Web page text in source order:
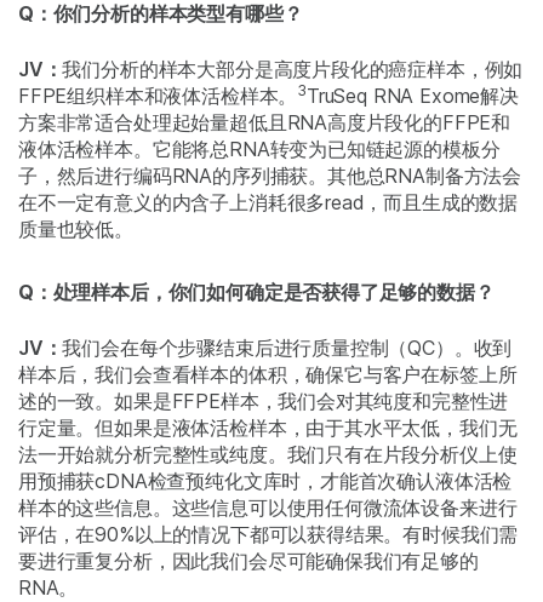
Q：你们分析的样本类型有哪些？
JV：我们分析的样本大部分是高度片段化的癌症样本，例如
FFPE组织样本和液体活检样本。
3TruSeq RNA Exome解决
方案非常适合处理起始量超低且RNA高度片段化的FFPE和
液体活检样本。它能将总RNA转变为已知链起源的模板分
子，然后进行编码RNA的序列捕获。其他总RNA制备方法会
在不一定有意义的内含子上消耗很多read，而且生成的数据
质量也较低。
Q：处理样本后，你们如何确定是否获得了足够的数据？
JV：我们会在每个步骤结束后进行质量控制（QC）。收到
样本后，我们会查看样本的体积，确保它与客户在标签上所
述的一致。如果是FFPE样本，我们会对其纯度和完整性进
行定量。但如果是液体活检样本，由于其水平太低，我们无
法一开始就分析完整性或纯度。我们只有在片段分析仪上使
用预捕获cDNA检查预纯化文库时，才能首次确认液体活检
样本的这些信息。这些信息可以使用任何微流体设备来进行
评估，在90%以上的情况下都可以获得结果。有时候我们需
要进行重复分析，因此我们会尽可能确保我们有足够的
RNA。